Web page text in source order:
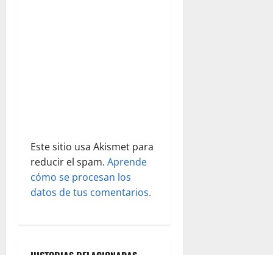
a
s
Este sitio usa Akismet para
reducir el spam. Aprende
cómo se procesan los
datos de tus comentarios.